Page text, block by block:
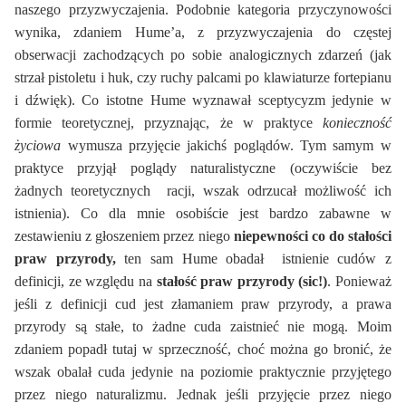
naszego przyzwyczajenia. Podobnie kategoria przyczynowości
wynika, zdaniem Hume’a, z przyzwyczajenia do częstej
obserwacji zachodzących po sobie analogicznych zdarzeń (jak
strzał pistoletu i huk, czy ruchy palcami po klawiaturze fortepianu
i dźwięk). Co istotne Hume wyznawał sceptycyzm jedynie w
formie teoretycznej, przyznając, że w praktyce konieczność
życiowa wymusza przyjęcie jakichś poglądów. Tym samym w
praktyce przyjął poglądy naturalistyczne (oczywiście bez
żadnych teoretycznych racji, wszak odrzucał możliwość ich
istnienia). Co dla mnie osobiście jest bardzo zabawne w
zestawieniu z głoszeniem przez niego niepewności co do stałości
praw przyrody,ten sam Hume obadał istnienie cudów z
definicji, ze względu na stałość praw przyrody (sic!). Ponieważ
jeśli z definicji cud jest złamaniem praw przyrody, a prawa
przyrody są stałe, to żadne cuda zaistnieć nie mogą. Moim
zdaniem popadł tutaj w sprzeczność, choć można go bronić, że
wszak obalał cuda jedynie na poziomie praktycznie przyjętego
przez niego naturalizmu. Jednak jeśli przyjęcie przez niego